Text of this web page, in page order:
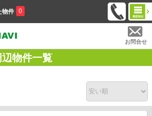
物件 0
お問合せ
物件一覧